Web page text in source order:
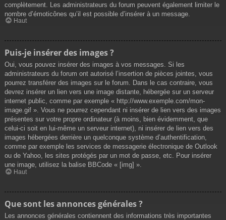
complètement. Les administrateurs du forum peuvent également limiter le
nombre d’émoticônes qu’il est possible d’insérer à un message.
Haut
Puis-je insérer des images ?
Oui, vous pouvez insérer des images à vos messages. Si les
administrateurs du forum ont autorisé l’insertion de pièces jointes, vous
pourrez transférer des images sur le forum. Dans le cas contraire, vous
devrez insérer un lien vers une image distante, hébergée sur un serveur
internet public, comme par exemple « http://www.exemple.com/mon-
image.gif ». Vous ne pourrez cependant ni insérer de lien vers des images
présentes sur votre propre ordinateur (à moins, bien évidemment, que
celui-ci soit en lui-même un serveur internet), ni insérer de lien vers des
images hébergées derrière un quelconque système d’authentification,
comme par exemple les services de messagerie électronique de Outlook
ou de Yahoo, les sites protégés par un mot de passe, etc. Pour insérer
une image, utilisez la balise BBCode « [img] ».
Haut
Que sont les annonces générales ?
Les annonces générales contiennent des informations très importantes